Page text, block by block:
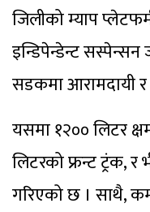
जिलीको म्याप
इन्डिपेन्डेन्ट
सडकमा आरामदायी र
यसमा १२०० लिटर
लिटरको फ्रन्ट ट्रंक, र
गरिएको छ । साथै,